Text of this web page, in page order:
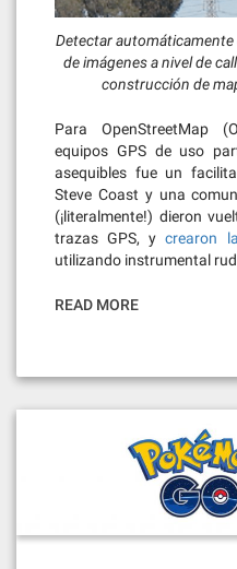
Detectar
de imágenes a nivel de
construcción de
Para OpenStreetMap
equipos GPS de uso
asequibles fue un
Steve Coast y una
(¡literalmente!) dieron
trazas GPS, ycrearon
utilizando instrumental
READ MORE